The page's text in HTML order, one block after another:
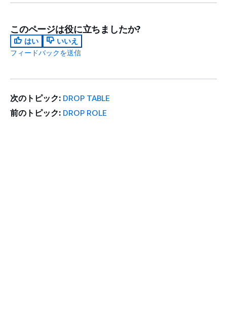
このページは役に立ちましたか?
はい
いいえ
フィードバックを送信
次のトピック: DROP TABLE
前のトピック: DROP ROLE